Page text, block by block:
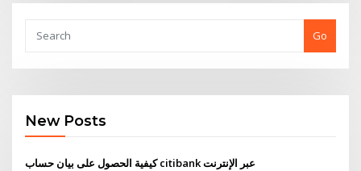
Go
New Posts
كيفية الحصول على بيان حساب citibank عبر الإنترنت